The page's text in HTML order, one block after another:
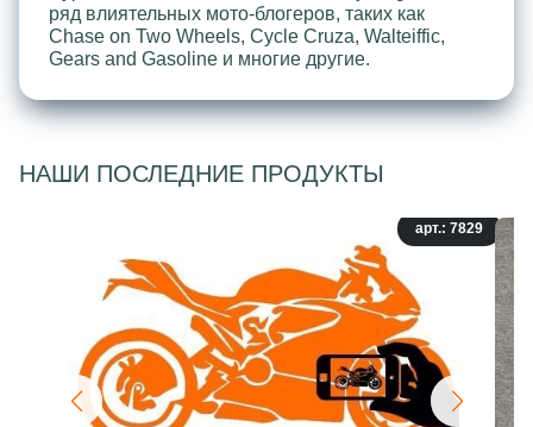
ряд влиятельных мото-блогеров, таких как
Chase on Two Wheels, Cycle Cruza, Walteiffic,
Gears and Gasoline и многие другие.
НАШИ ПОСЛЕДНИЕ ПРОДУКТЫ
арт.: 7829